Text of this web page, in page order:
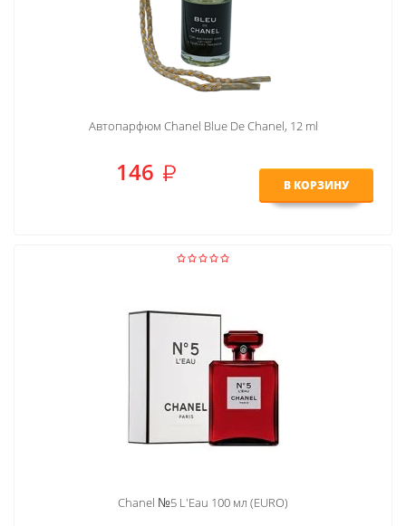
Автопарфюм Chanel Blue De Chanel, 12 ml
146 В КОРЗИНУ
Chanel №5 L'Eau 100 мл (EURO)